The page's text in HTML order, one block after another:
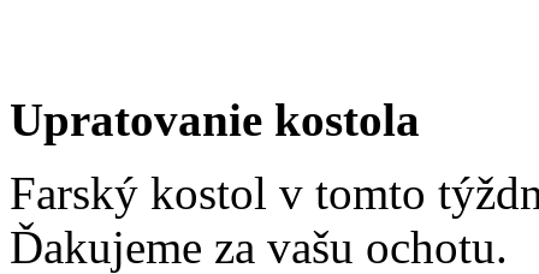
Upratovanie kostola
Farský kostol v tomto
Ďakujeme za vašu ochotu.